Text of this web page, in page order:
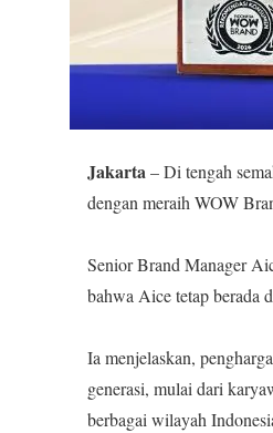
Jakarta– Di tengah
dengan meraih WOW
‎Senior Brand Manager
bahwa Aice tetap berada
‎Ia menjelaskan,
generasi, mulai dari
berbagai wilayah